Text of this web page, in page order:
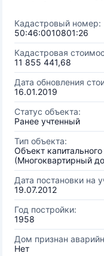
Кадастровый номер:
50:46:0010801:26
Кадастровая
11 855 441,68
Дата обновления
16.01.2019
Статус объекта:
Ранее учтенный
Тип объекта:
Объект
(Многоквартирный
Дата постановки на
19.07.2012
Год постройки:
1958
Дом признан
Нет